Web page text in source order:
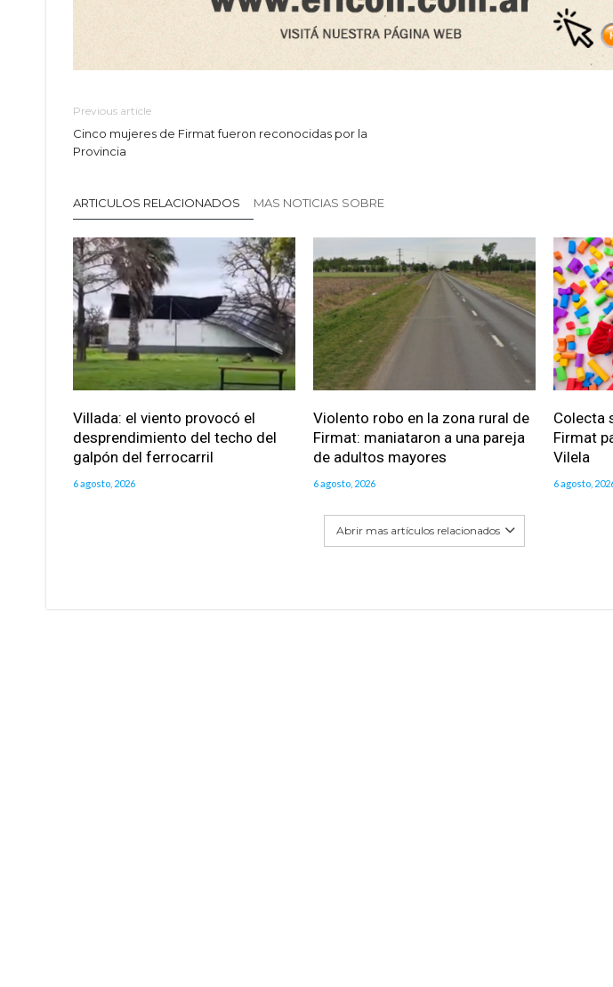
Previous article
Cinco mujeres de Firmat fueron reconocidas por la
Provincia
ARTICULOS RELACIONADOS MAS NOTICIAS SOBRE
Villada: el viento provocó el
desprendimiento del techo del
galpón del ferrocarril
6 agosto, 2026
Violento robo en la zona rural de
Firmat: maniataron a una pareja
de adultos mayores
6 agosto, 2026
Colecta
Firmat
Vilela
6 agosto,
Abrir mas artículos relacionados